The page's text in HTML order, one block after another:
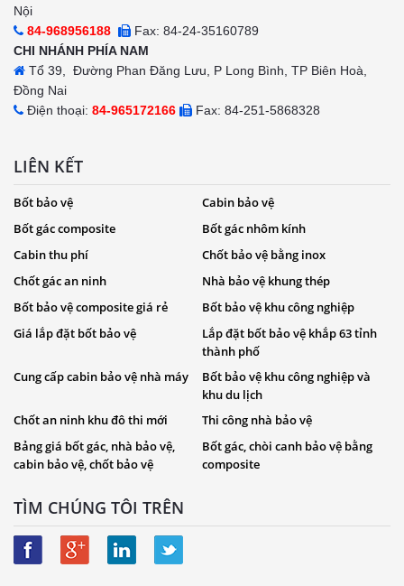
Nội
84-968956188
Fax: 84-24-35160789
CHI NHÁNH PHÍA NAM
Tổ 39, Đường Phan Đăng Lưu, P Long Bình, TP Biên Hoà,
Đồng Nai
Điện thoại: 84-965172166 Fax: 84-251-5868328
LIÊN KẾT
Bốt bảo vệ
Cabin bảo vệ
Bốt gác composite
Bốt gác nhôm kính
Cabin thu phí
Chốt bảo vệ bằng inox
Chốt gác an ninh
Nhà bảo vệ khung thép
Bốt bảo vệ composite giá rẻ
Bốt bảo vệ khu công nghiệp
Giá lắp đặt bốt bảo vệ
Lắp đặt bốt bảo vệ khắp 63 tỉnh
thành phố
Cung cấp cabin bảo vệ nhà máy Bốt bảo vệ khu công nghiệp và
khu du lịch
Chốt an ninh khu đô thi mới
Thi công nhà bảo vệ
Bảng giá bốt gác, nhà bảo vệ,
cabin bảo vệ, chốt bảo vệ
Bốt gác, chòi canh bảo vệ bằng
composite
TÌM CHÚNG TÔI TRÊN